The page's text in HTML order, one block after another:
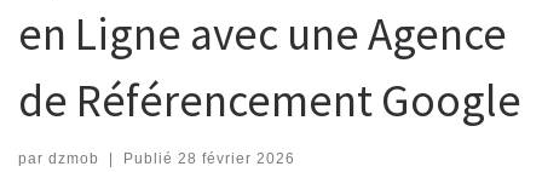
en Ligne avec une Agence
de Référencement Google
par dzmob Publié 28 février 2026